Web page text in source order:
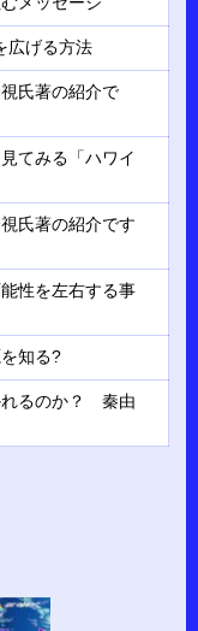
広げる方法
氏著の紹介で
てみる「ハワイ
氏著の紹介です
性を左右する事
知る?
れるのか？ 秦由